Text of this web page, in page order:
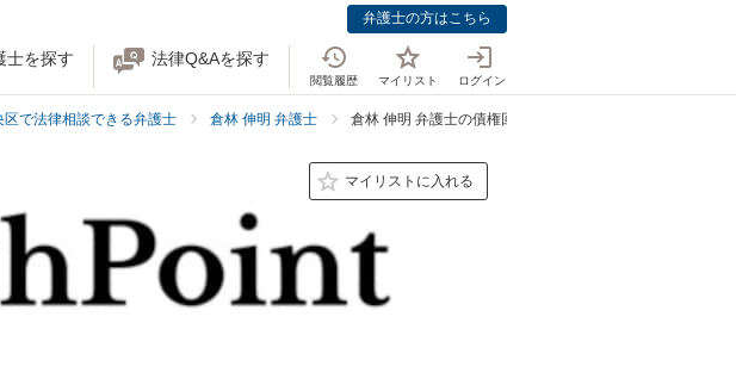
弁護士の方はこちら
士を探す 法律Q&Aを探す
閲覧履歴 マイリスト ログイン
区で法律相談できる弁護士 倉林 伸明 弁護士 倉林 伸明 弁護士の債権回収での強み
マイリストに入れる